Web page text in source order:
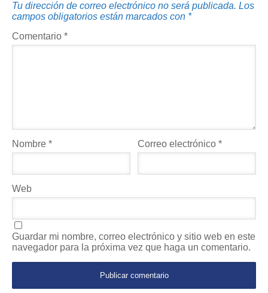
Tu dirección de correo electrónico no será publicada. Los
campos obligatorios están marcados con *
Comentario *
Nombre * Correo electrónico*
Web
Guardar mi nombre, correo electrónico y sitio web en este
navegador para la próxima vez que haga un comentario.